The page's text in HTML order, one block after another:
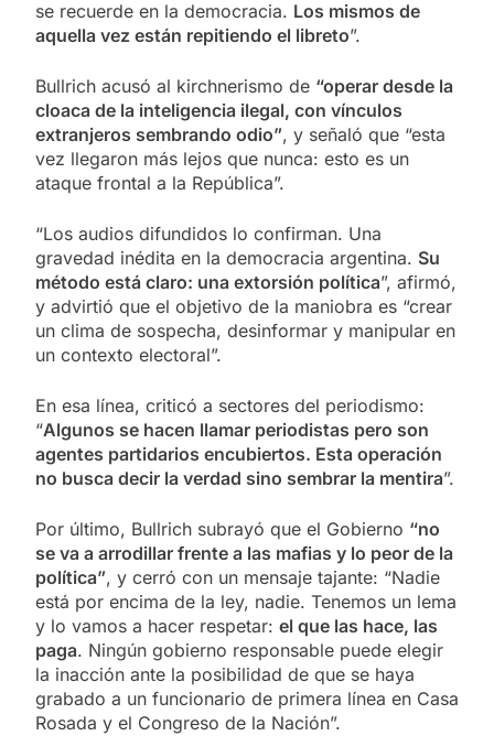
se recuerde en la democracia. Los mismos de
aquella vez están repitiendo el libreto”.
Bullrich acusó al kirchnerismo de “operar desde la
cloaca de la inteligencia ilegal, con vínculos
extranjeros sembrando odio”, y señaló que “esta
vez llegaron más lejos que nunca: esto es un
ataque frontal a la República”.
“Los audios difundidos lo confirman. Una
gravedad inédita en la democracia argentina. Su
método está claro: una extorsión política”, afirmó,
y advirtió que el objetivo de la maniobra es “crear
un clima de sospecha, desinformar y manipular en
un contexto electoral”.
En esa línea, criticó a sectores del periodismo:
“Algunos se hacen llamar periodistas pero son
agentes partidarios encubiertos. Esta operación
no busca decir la verdad sino sembrar la mentira”.
Por último, Bullrich subrayó que el Gobierno “no
se va a arrodillar frente a las mafias y lo peor de la
política”, y cerró con un mensaje tajante: “Nadie
está por encima de la ley, nadie. Tenemos un lema
y lo vamos a hacer respetar: el que las hace, las
paga. Ningún gobierno responsable puede elegir
la inacción ante la posibilidad de que se haya
grabado a un funcionario de primera línea en Casa
Rosada y el Congreso de la Nación”.